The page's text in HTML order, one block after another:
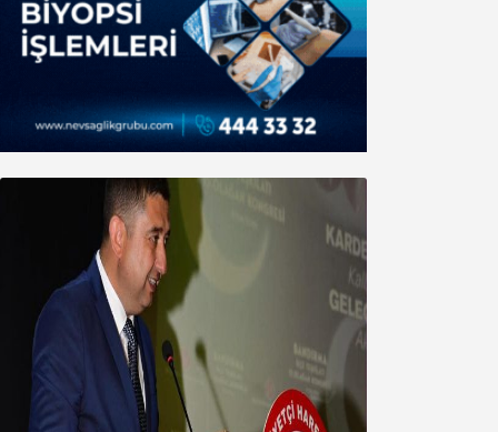
MHP’de Algül Dönemi başladı